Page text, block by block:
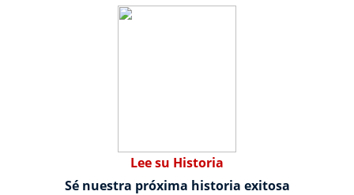
Lee su Historia
Sé nuestra próxima historia exitosa